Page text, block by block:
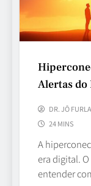
Alertas do
DR. JÔ
24 MINS
A
era digital.
entender